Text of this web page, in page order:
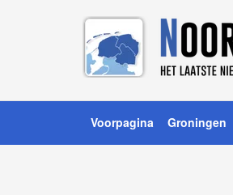
Voorpagina Groningen